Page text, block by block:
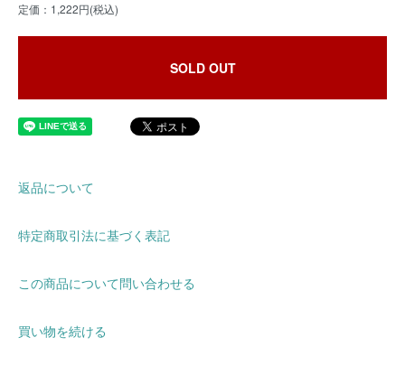
定価：1,222円(税込)
SOLD OUT
返品について
特定商取引法に基づく表記
この商品について問い合わせる
買い物を続ける